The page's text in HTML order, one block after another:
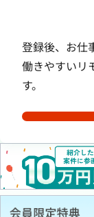
登録後、お仕
働きやすいリ
す。